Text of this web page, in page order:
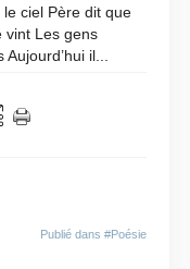
le ciel Père dit que
vint Les gens
il...
Publié dans #Poésie